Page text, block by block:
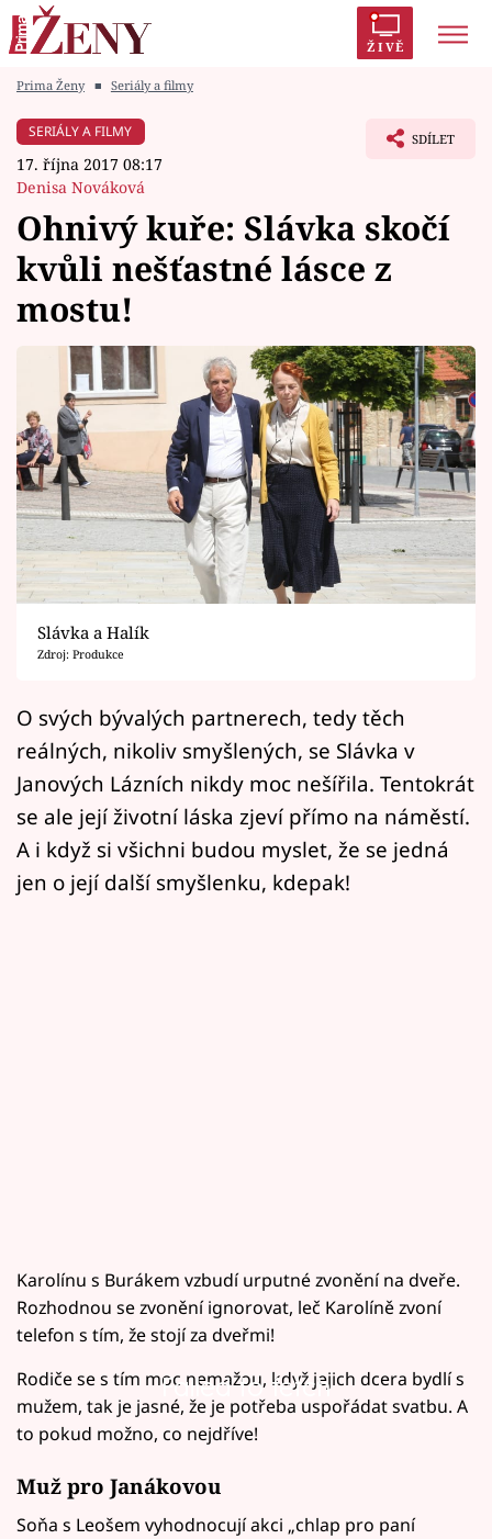
ŽIVĚ
Módní alarm
Témata
Celebrity
Vztahy
Seriály
Horoskopy
Sledujte prima+
Filmový festival Karlovy Vary
Pořady
Mámy sobě
Přihlášení
Sledujte nás
Prima Ženy ■ Seriály a filmy
SERIÁLY A FILMY
17. října 2017 08:17
Denisa Nováková
SDÍLET
Ohnivý kuře: Slávka skočí
kvůli nešťastné lásce z
mostu!
Slávka a Halík
Zdroj: Produkce
O svých bývalých partnerech, tedy těch
reálných, nikoliv smyšlených, se Slávka v
Janových Lázních nikdy moc nešířila. Tentokrát
se ale její životní láska zjeví přímo na náměstí.
A i když si všichni budou myslet, že se jedná
jen o její další smyšlenku, kdepak!
Karolínu s Burákem vzbudí urputné zvonění na dveře.
Rozhodnou se zvonění ignorovat, leč Karolíně zvoní
telefon s tím, že stojí za dveřmi!
Failed to fetch
Rodiče se s tím moc nemažou, když jejich dcera bydlí s
mužem, tak je jasné, že je potřeba uspořádat svatbu. A
to pokud možno, co nejdříve!
Muž pro Janákovou
Soňa s Leošem vyhodnocují akci „chlap pro paní